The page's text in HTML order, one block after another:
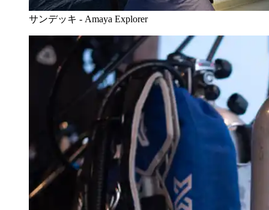
サンデッキ - Amaya Explorer